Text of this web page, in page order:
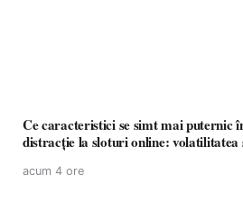
Ce caracteristici se simt mai puternic
distracție la sloturi online: volatilitatea
acum 4 ore